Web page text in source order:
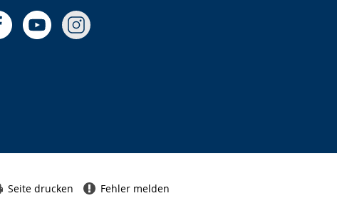
Seite drucken Fehler melden